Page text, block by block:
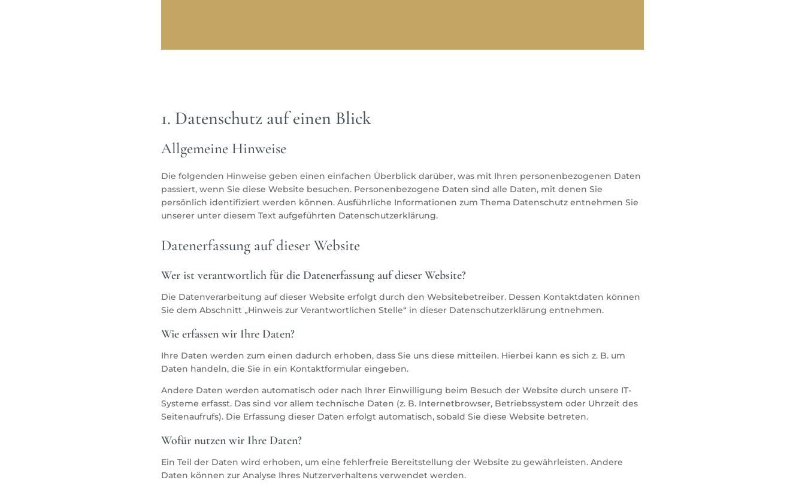
1. Datenschutz auf einen Blick
Allgemeine Hinweise
Die folgenden Hinweise geben einen einfachen Überblick darüber, was mit Ihren personenbezogenen Daten
passiert, wenn Sie diese Website besuchen. Personenbezogene Daten sind alle Daten, mit denen Sie
persönlich identifiziert werden können. Ausführliche Informationen zum Thema Datenschutz entnehmen Sie
unserer unter diesem Text aufgeführten Datenschutzerklärung.
Datenerfassung auf dieser Website
Wer ist verantwortlich für die Datenerfassung auf dieser Website?
Die Datenverarbeitung auf dieser Website erfolgt durch den Websitebetreiber. Dessen Kontaktdaten können
Sie dem Abschnitt „Hinweis zur Verantwortlichen Stelle“ in dieser Datenschutzerklärung entnehmen.
Wie erfassen wir Ihre Daten?
Ihre Daten werden zum einen dadurch erhoben, dass Sie uns diese mitteilen. Hierbei kann es sich z. B. um
Daten handeln, die Sie in ein Kontaktformular eingeben.
Andere Daten werden automatisch oder nach Ihrer Einwilligung beim Besuch der Website durch unsere IT-
Systeme erfasst. Das sind vor allem technische Daten (z. B. Internetbrowser, Betriebssystem oder Uhrzeit des
Seitenaufrufs). Die Erfassung dieser Daten erfolgt automatisch, sobald Sie diese Website betreten.
Wofür nutzen wir Ihre Daten?
Ein Teil der Daten wird erhoben, um eine fehlerfreie Bereitstellung der Website zu gewährleisten. Andere
Daten können zur Analyse Ihres Nutzerverhaltens verwendet werden.